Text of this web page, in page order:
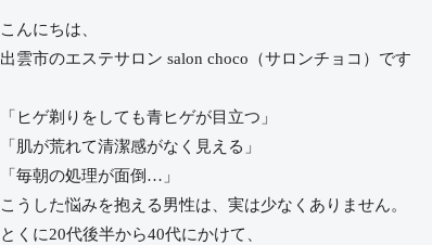
こんにちは、
出雲市のエステサロン salon choco（サロンチョコ）です
「ヒゲ剃りをしても青ヒゲが目立つ」
「肌が荒れて清潔感がなく見える」
「毎朝の処理が面倒…」
こうした悩みを抱える男性は、実は少なくありません。
とくに20代後半から40代にかけて、